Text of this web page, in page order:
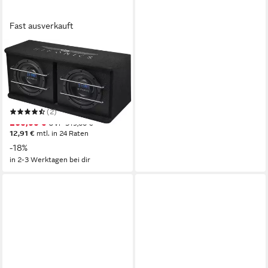
Fast ausverkauft
HIFONICS
TDA200R 2 x 20 cm (8)
Aktiv-Dual-Bassreflex
Subwoofer Auto-Subwoofer
300 W Gesamtleistung
12,75 kg Gewicht
(2)
260,00 € UVP 319,00 €
12,91 € mtl. in 24 Raten
-18%
in 2-3 Werktagen bei dir